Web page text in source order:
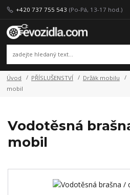
+420 737 755 543 (Po-Pá, 13-17 hod.)
Úvod PŘÍSLUŠENSTVÍ Držák mobilu
mobil
Vodotěsná
mobil